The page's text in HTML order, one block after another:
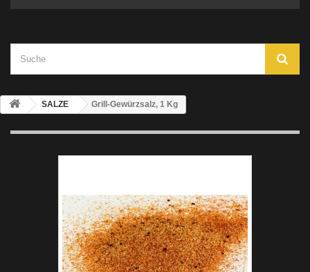
SALZE Grill-Gewürzsalz, 1 Kg